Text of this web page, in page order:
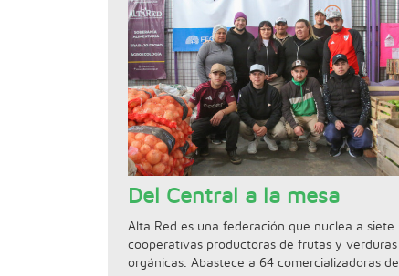
Del Central a la mesa
Alta Red es una federación que nuclea a siete
cooperativas productoras de frutas y verduras
orgánicas. Abastece a 64 comercializadoras del